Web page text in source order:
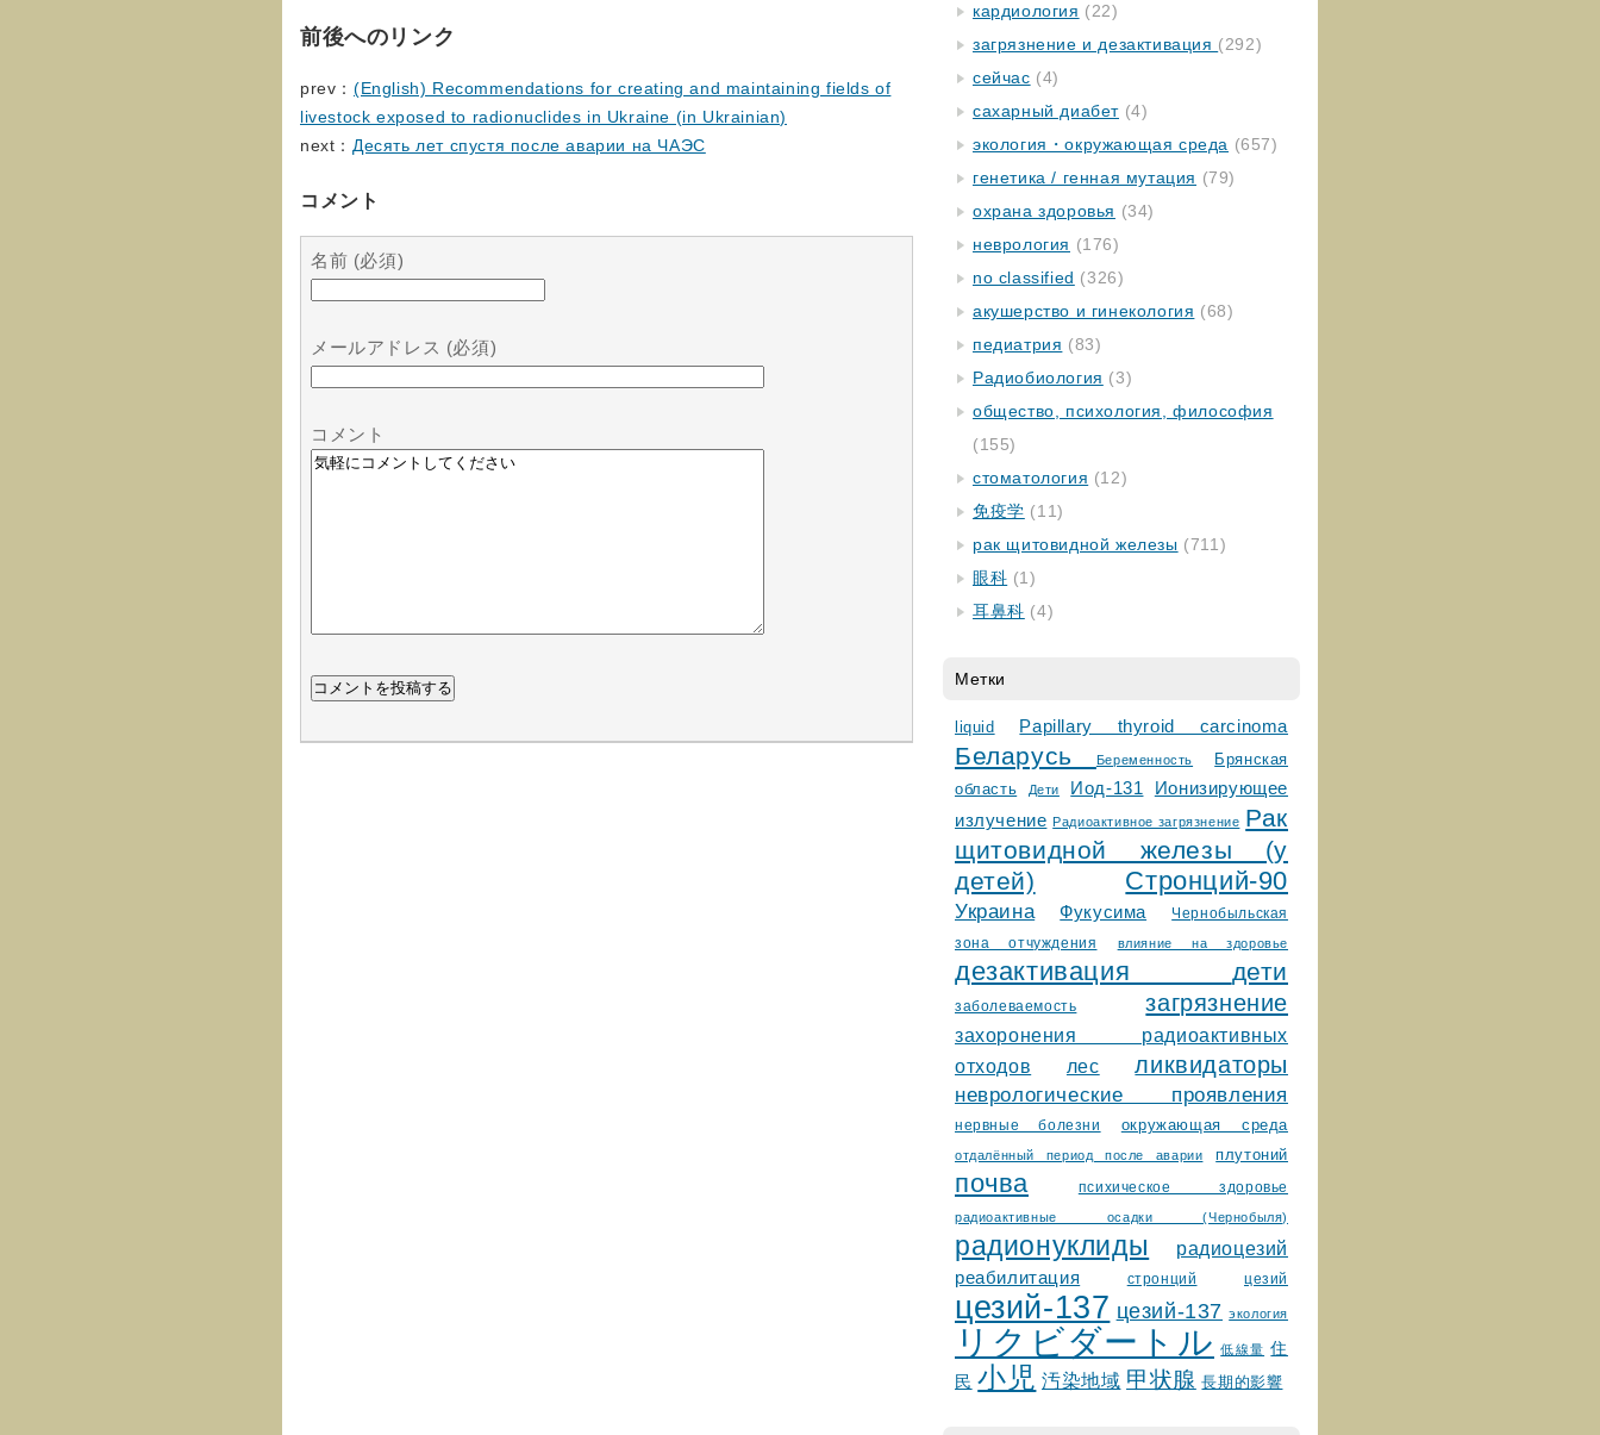
前後へのリンク
prev： (English) Recommendations for creating and maintaining fields of
livestock exposed to radionuclides in Ukraine (in Ukrainian)
next： Десять лет спустя после аварии на ЧАЭС
コメント
名前 (必須)
メールアドレス (必須)
コメント
кардиология (22)
загрязнение и дезактивация (292)
сейчас (4)
сахарный диабет (4)
экология・окружающая среда (657)
генетика / генная мутация (79)
охрана здоровья (34)
неврология (176)
no classified (326)
акушерство и гинекология (68)
педиатрия (83)
Радиобиология (3)
общество, психология, философия
(155)
стоматология (12)
免疫学 (11)
рак щитовидной железы (711)
眼科 (1)
耳鼻科 (4)
Метки
liquid Papillary thyroid carcinoma
Беларусь Беременность
Брянская
область
Дети Иод-131
Ионизирующее
излучение Радиоактивное загрязнение Рак
щитовидной железы (у
детей)
Стронций-90
Украина Фукусима
Чернобыльская
зонa отчуждения
влияние на здоровье
дезактивация дети
заболеваемость загрязнение
захоронения радиоактивных
отходов
лес ликвидаторы
неврологические проявления
нервные болезни окружающая среда
отдалённый период после аварии плутоний
почва психическое здоровье
радиоактивные осадки (Чернобыля)
радионуклиды радиоцезий
реабилитация стронций цезий
цезий-137 цезий-137 экология
リクビダートル 低線量 住
民 小児 汚染地域 甲状腺 長期的影響